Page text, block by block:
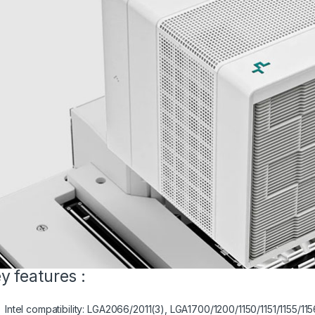
features :
Intel compatibility: LGA2066/2011(3), LGA1700/1200/1150/1151/1155/